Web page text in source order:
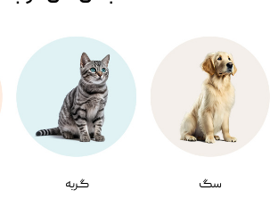
سگ گربه